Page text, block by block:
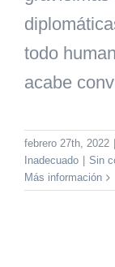
todo
acabe
febrero 27th, 2022
Inadecuado
Sin
Más información